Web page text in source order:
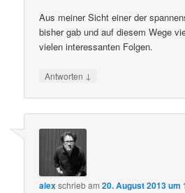
Aus meiner Sicht einer der
bisher gab und auf diesem Wege
vielen interessanten Folgen.
Antworten ↓
alexschriebam20. August 2013 um